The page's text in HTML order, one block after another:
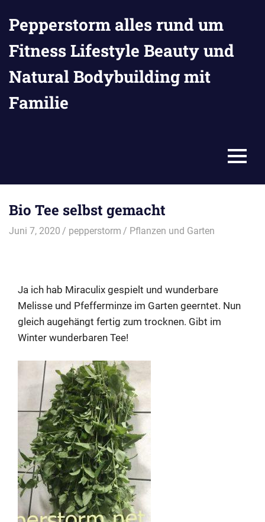
Inhalt
springen
Pepperstorm alles rund um
Fitness Lifestyle Beauty und
Natural Bodybuilding mit
Familie
MENU
Bio Tee selbst gemacht
Juni 7, 2020 pepperstorm Pflanzen und Garten
Ja ich hab Miraculix gespielt und wunderbare
Melisse und Pfefferminze im Garten geerntet. Nun
gleich augehängt fertig zum trocknen. Gibt im
Winter wunderbaren Tee!